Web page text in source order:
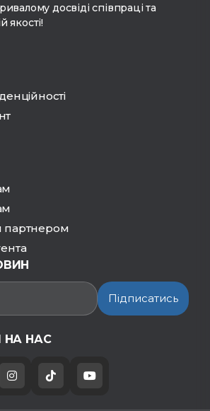
досвіді співпраці та
якості!
партнером
Підписатись
НА НАС